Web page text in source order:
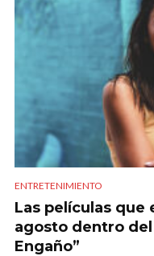
ENTRETENIMIENTO
Las películas
agosto dentro del
Engaño”